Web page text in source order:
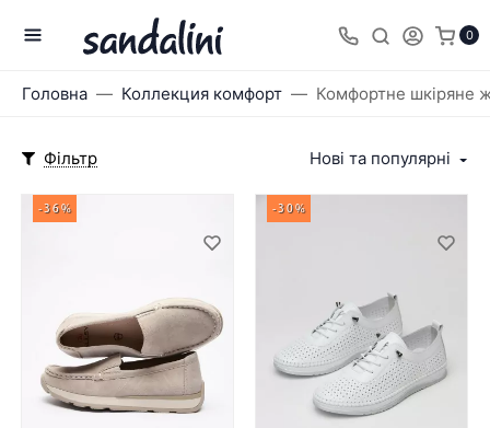
0
Головна Коллекция комфорт Комфортне шкіряне
Фільтр Нові та популярні
-36% -30%